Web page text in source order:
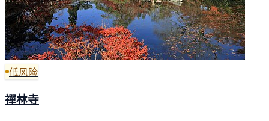
低风险
禪林寺